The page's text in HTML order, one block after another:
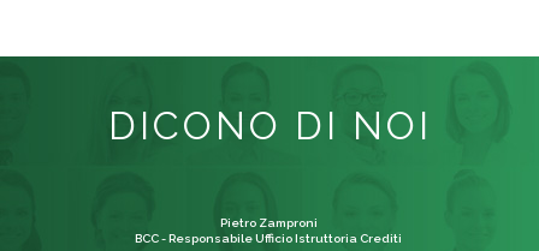
DICONO DI NOI
Pietro Zamproni
BCC - Responsabile Ufficio Istruttoria Crediti